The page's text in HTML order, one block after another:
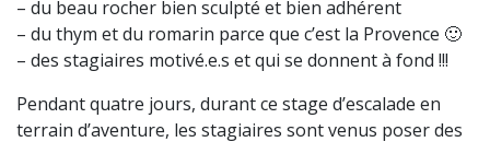
– du beau rocher bien sculpté et bien adhérent
– du thym et du romarin parce que c’est la Provence 🙂
– des stagiaires motivé.e.s et qui se donnent à fond !!!
Pendant quatre jours, durant ce stage d’escalade en
terrain d’aventure, les stagiaires sont venus poser des